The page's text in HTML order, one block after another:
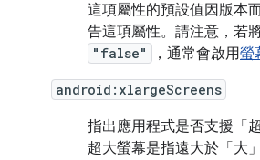
這項屬性的預設值因版本
告這項屬性。請注意，若
"false" ，通常會啟用螢
android:xlargeScreens
指出應用程式是否支援「
超大螢幕是指遠大於「大